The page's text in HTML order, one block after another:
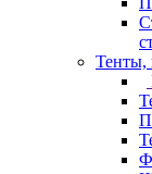
Тенты,